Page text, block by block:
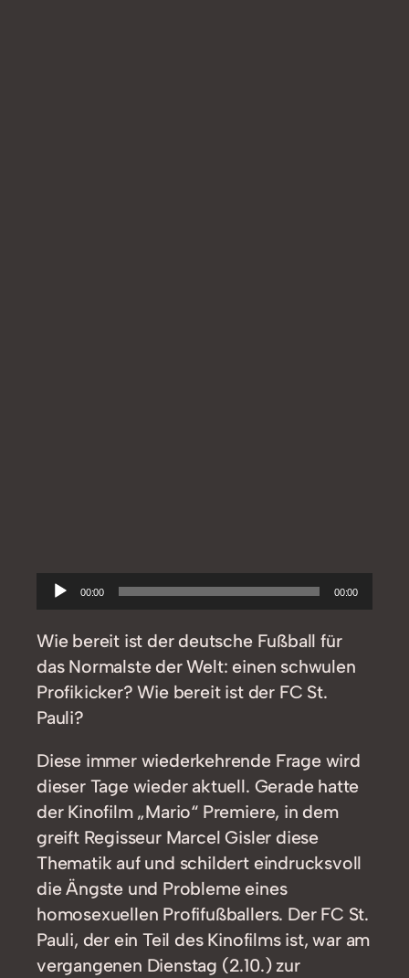
Audio-
Player
00:00 00:00
Wie bereit ist der deutsche Fußball für
das Normalste der Welt: einen schwulen
Profikicker? Wie bereit ist der FC St.
Pauli?
Diese immer wiederkehrende Frage wird
dieser Tage wieder aktuell. Gerade hatte
der Kinofilm „Mario“ Premiere, in dem
greift Regisseur Marcel Gisler diese
Thematik auf und schildert eindrucksvoll
die Ängste und Probleme eines
homosexuellen Profifußballers. Der FC St.
Pauli, der ein Teil des Kinofilms ist, war am
vergangenen Dienstag (2.10.) zur